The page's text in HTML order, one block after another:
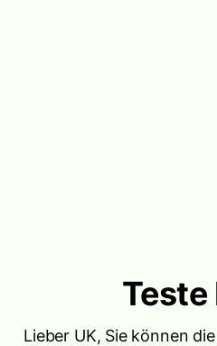
Teste
Lieber UK, Sie können